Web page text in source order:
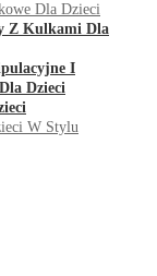
Dla Dzieci
Z Kulkami Dla
I
Dzieci
W Stylu